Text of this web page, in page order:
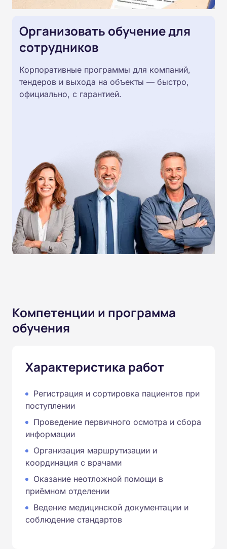
Организовать обучение для
сотрудников
Корпоративные программы для компаний,
тендеров и выхода на объекты — быстро,
официально, с гарантией.
Компетенции и программа
обучения
Характеристика работ
Регистрация и сортировка пациентов при
поступлении
Проведение первичного осмотра и сбора
информации
Организация маршрутизации и
координация с врачами
Оказание неотложной помощи в
приёмном отделении
Ведение медицинской документации и
соблюдение стандартов